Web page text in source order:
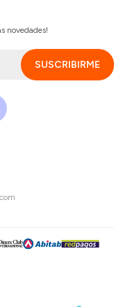
novedades!
SUSCRIBIRME